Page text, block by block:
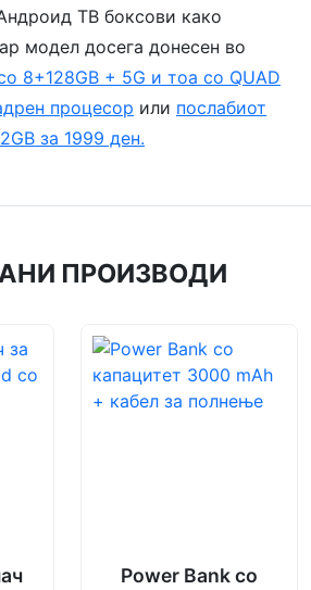
ТВ боксови како
модел досега донесен во
8+128GB + 5G и тоа со QUAD
процесор или послабиот
за 1999 ден.
ПРОИЗВОДИ
Power Bank со